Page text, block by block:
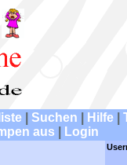
Suchen Hilfe
aus
Login